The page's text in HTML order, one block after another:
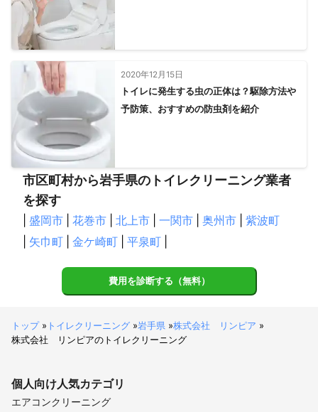
2020年12月15日
トイレに発生する虫の正体は？駆除方法や
予防策、おすすめの防虫剤を紹介
市区町村から岩手県のトイレクリーニング業者
を探す
盛岡市 花巻市 北上市 一関市 奥州市
紫波町
矢巾町 金ケ崎町 平泉町
費用を診断する（無料）
トップ» トイレクリーニング »岩手県 »株式会社 リンピア »
株式会社 リンピアのトイレクリーニング
個人向け人気カテゴリ
エアコンクリーニング